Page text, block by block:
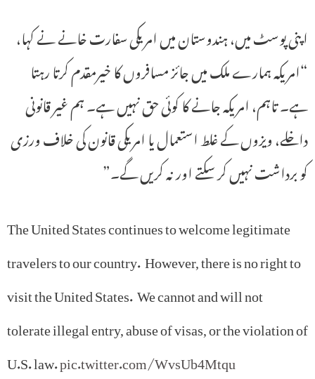
اپنی پوسٹ میں، ہندوستان میں امریکی سفارت خانے نے کہا،
“امریکہ ہمارے ملک میں جائز مسافروں کا خیرمقدم کرتا رہتا
ہے۔ تاہم، امریکہ جانے کا کوئی حق نہیں ہے۔ ہم غیر قانونی
داخلے، ویزوں کے غلط استعمال یا امریکی قانون کی خلاف ورزی
کو برداشت نہیں کر سکتے اور نہ کریں گے۔”
The United States continues to welcome legitimate
travelers to our country. However, there is no right to
visit the United States. We cannot and will not
tolerate illegal entry, abuse of visas, or the violation of
U.S. law.pic.twitter.com/WvsUb4Mtqu